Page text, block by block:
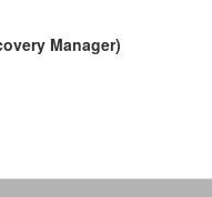
Manager)